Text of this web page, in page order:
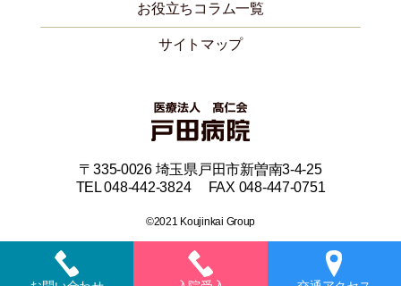
お役立ちコラム一覧
サイトマップ
〒335-0026 埼玉県戸田市新曽南3-4-25
TEL 048-442-3824 FAX 048-447-0751
©2021 Koujinkai Group